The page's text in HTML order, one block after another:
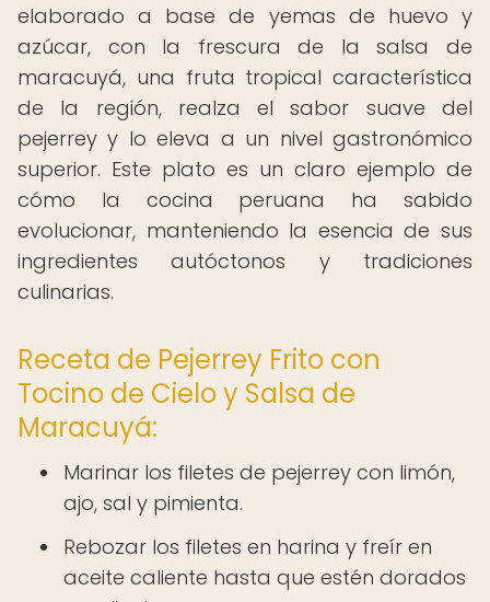
elaborado a base de yemas de huevo y
azúcar, con la frescura de la salsa de
maracuyá, una fruta tropical característica
de la región, realza el sabor suave del
pejerrey y lo eleva a un nivel gastronómico
superior. Este plato es un claro ejemplo de
cómo la cocina peruana ha sabido
evolucionar, manteniendo la esencia de sus
ingredientes autóctonos y tradiciones
culinarias.
Receta de Pejerrey Frito con
Tocino de Cielo y Salsa de
Maracuyá:
Marinar los filetes de pejerrey con limón,
ajo, sal y pimienta.
Rebozar los filetes en harina y freír en
aceite caliente hasta que estén dorados